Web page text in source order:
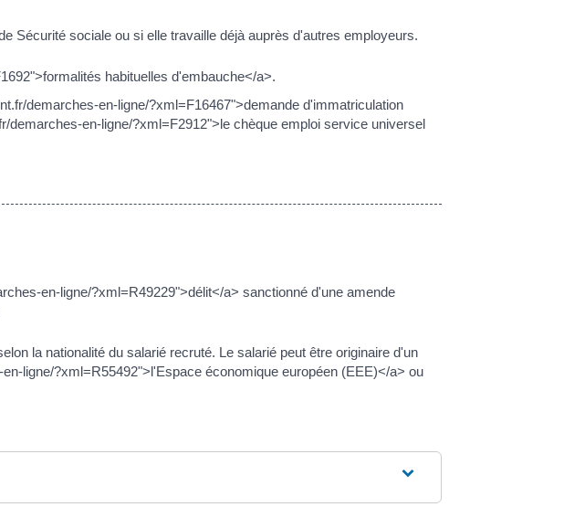
Sécurité sociale ou si elle travaille déjà auprès d'autres employeurs.
habituelles d'embauche</a>.
demarches-en-ligne/?xml=F16467">demande d'immatriculation
en-ligne/?xml=F2912">le chèque emploi service universel
en-ligne/?xml=R49229">délit</a> sanctionné d'une amende
la nationalité du salarié recruté. Le salarié peut être originaire d'un
ligne/?xml=R55492">l'Espace économique européen (EEE)</a> ou